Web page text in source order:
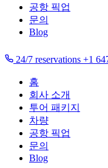
공항 픽업
문의
Blog
24/7 reservations +1
홈
회사 소개
투어 패키지
차량
공항 픽업
문의
Blog